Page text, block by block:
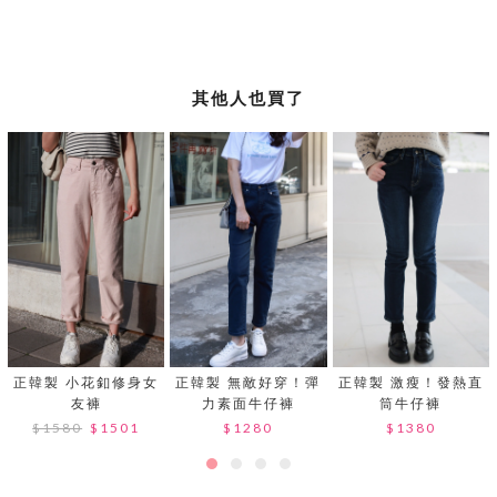
其他人也買了
正韓製 小花釦修身女
友褲
$1580 $1501
正韓製 無敵好穿！彈
力素面牛仔褲
$1280
正韓製 激瘦！發熱直
筒牛仔褲
$1380